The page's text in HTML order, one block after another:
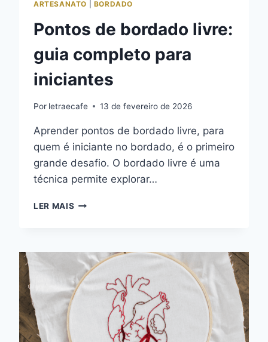
ARTESANATO BORDADO
Pontos de bordado livre:
guia completo para
iniciantes
Por letraecafe 13 de fevereiro de 2026
Aprender pontos de bordado livre, para
quem é iniciante no bordado, é o primeiro
grande desafio. O bordado livre é uma
técnica permite explorar…
LER MAIS PONTOS
GUIA
COMPLETO
PARA
INICIANTES